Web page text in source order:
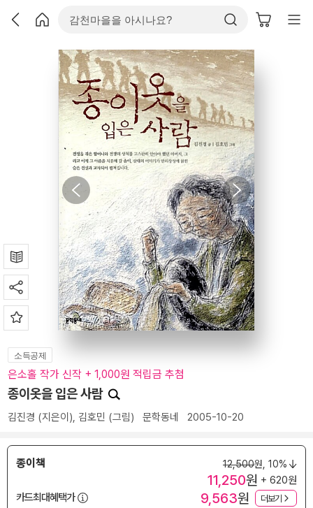
소득공제
은소홀 작가 신작 + 1,000원 적립금 추첨
종이옷을 입은 사람
김진경 (지은이), 김호민 (그림) 문학동네 2005-10-20
종이책 12,500원, 10%
11,250원 + 620원
카드최대혜택가
9,563원 더보기